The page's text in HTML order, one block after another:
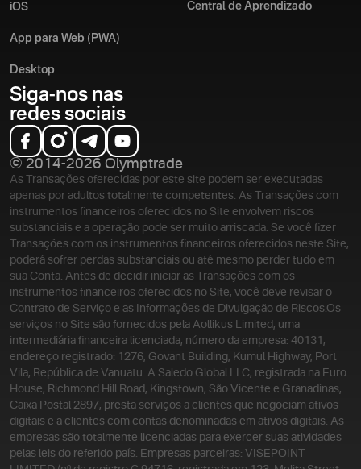
iOS
App para Web (PWA)
Desktop
Central de Aprendizado
Siga-nos nas
redes sociais
© 2014-2026 Olymptrade
As Transações oferecidas por este site podem ser executadas
apenas por adultos totalmente competentes. As Transações com
instrumentos financeiros oferecidos no Site envolvem riscos
substanciais e a operação pode ser muito arriscada. Se você fizer
Transações com os instrumentos financeiros oferecidos neste Site,
poderá sofrer perdas substanciais ou até mesmo perder tudo em
sua Conta. Antes de decidir iniciar as Transações com os
instrumentos financeiros oferecidos no Site, você deve revisar o
Contrato de Serviço e as Informações de Divulgação de Riscos.Os
serviços no Site são fornecidos pela Aollikus Limited, uma
intermediária financeira licenciada, número da empresa: 40131,
endereço registrado: 1276, Govant Building, Kumul Highway, Port
Vila, República de Vanuatu. A Saledo Global LLC, registrada na Euro
House, Richmond Hill Road, Kingstown, São Vicente e Granadinas,
Caixa Postal 2897, presta serviços a clientes que negociam ativos
digitais e a clientes com contas denominadas em ativos digitais. As
empresas são totalmente licenciadas para exercer suas atividades
pelas leis do referido país. Empresas parceiras: VISEPOINT